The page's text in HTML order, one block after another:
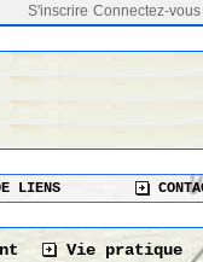
Connectez-vous
S'inscrire
LIENS
Vie pratique